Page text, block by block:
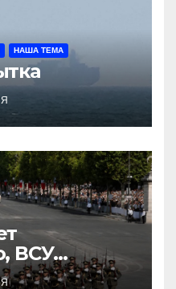
НАША ТЕМА
ВСУ